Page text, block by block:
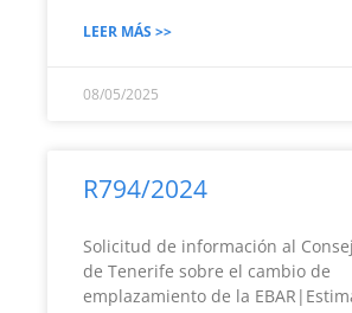
LEER MÁS >>
08/05/2025
R794/2024
Solicitud de información al
de Tenerife sobre el cambio de
emplazamiento de la